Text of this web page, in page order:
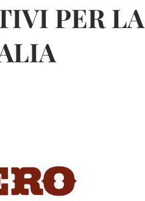
PER LA